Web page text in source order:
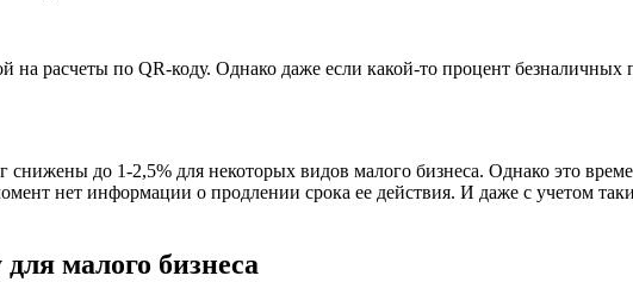
на расчеты по QR-коду. Однако даже если какой-то процент
до 1-2,5% для некоторых видов малого бизнеса. Однако это
нет информации о продлении срока ее действия. И даже с учетом
малого бизнеса